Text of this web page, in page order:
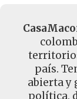
país.
abierta y
política,